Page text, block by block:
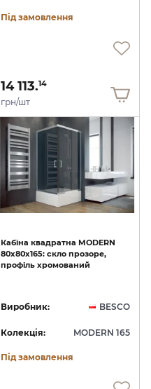
Під замовлення
14 113.14
грн/шт
Кабіна квадратна MODERN
80x80x165: скло прозоре,
профіль хромований
Виробник: BESCO
Колекція: MODERN 165
Під замовлення